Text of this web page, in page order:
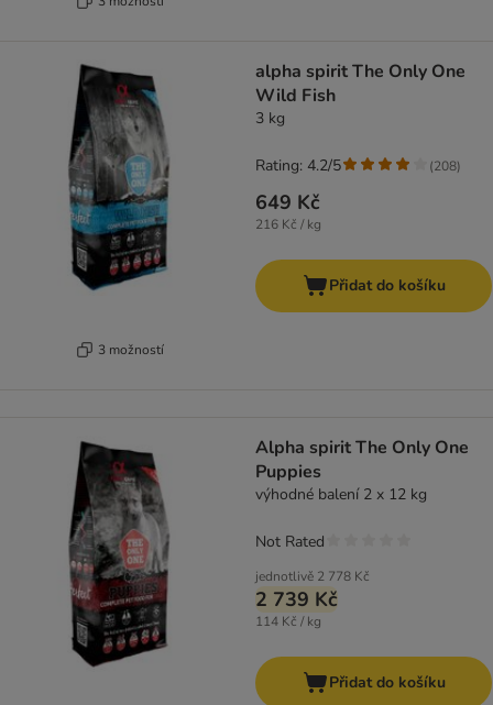
3 možností
alpha spirit The Only One
Wild Fish
3 kg
649 Kč
216 Kč / kg
Rating: 4.2/5 (208)
Přidat do košíku
Alpha spirit The Only One
Puppies
výhodné balení 2 x 12 kg
jednotlivě 2 778 Kč
2 739 Kč
114 Kč / kg
Not Rated
Přidat do košíku